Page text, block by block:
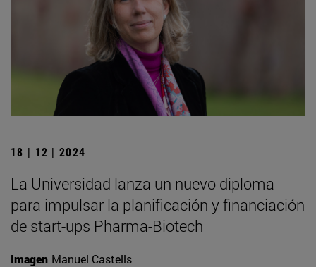
18 | 12 | 2024
La Universidad lanza un nuevo diploma
para impulsar la planificación y financiación
de start-ups Pharma-Biotech
Imagen Manuel Castells